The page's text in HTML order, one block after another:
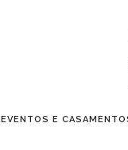
EVENTOS E